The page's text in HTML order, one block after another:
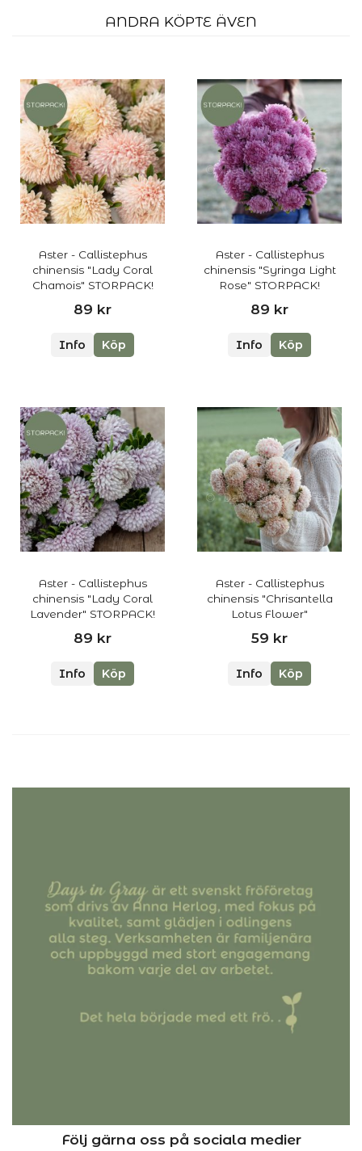
ANDRA KÖPTE ÄVEN
Aster - Callistephus
chinensis "Lady Coral
Chamois" STORPACK!
89 kr
Info Köp
Aster - Callistephus
chinensis "Syringa Light
Rose" STORPACK!
89 kr
Info Köp
Aster - Callistephus
chinensis "Lady Coral
Lavender" STORPACK!
89 kr
Info Köp
Aster - Callistephus
chinensis "Chrisantella
Lotus Flower"
59 kr
Info Köp
Följ gärna oss på sociala medier